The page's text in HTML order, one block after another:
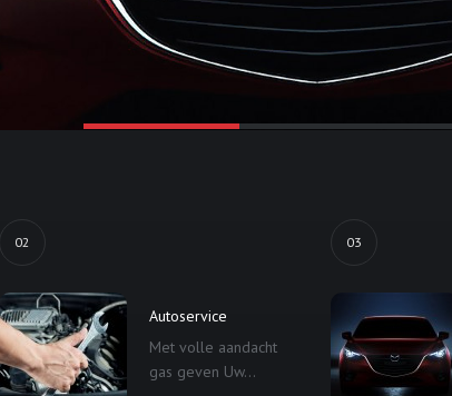
02
Autoservice
Met volle aandacht
gas geven Uw...
03